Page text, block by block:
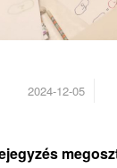
2024-12-05
/